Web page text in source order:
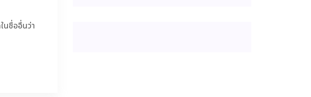
นชื่ออื่นว่า